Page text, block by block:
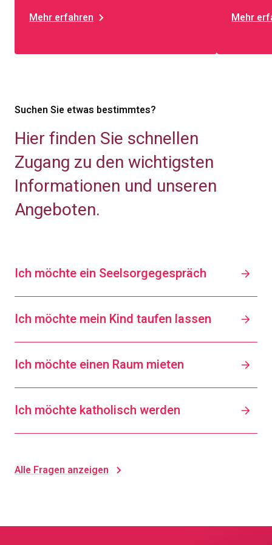
Mehr erfahren Mehr
Suchen Sie etwas bestimmtes?
Hier finden Sie schnellen
Zugang zu den wichtigsten
Informationen und unseren
Angeboten.
Ich möchte ein Seelsorgegespräch
Ich möchte mein Kind taufen lassen
Ich möchte einen Raum mieten
Ich möchte katholisch werden
Alle Fragen anzeigen